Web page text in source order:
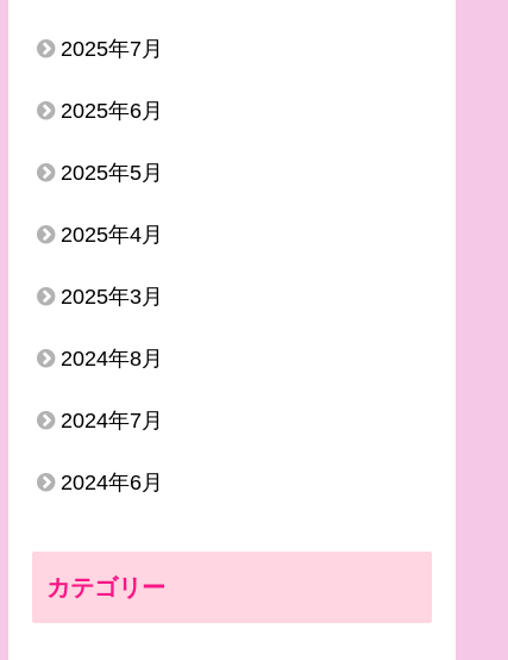
2025年7月
2025年6月
2025年5月
2025年4月
2025年3月
2024年8月
2024年7月
2024年6月
カテゴリー